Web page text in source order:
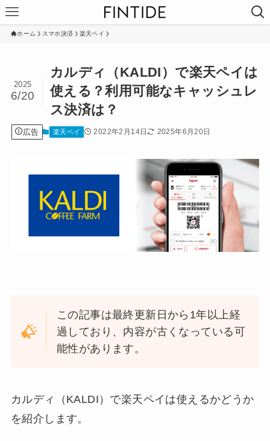
ホーム スマホ決済 楽天ペイ
カルディ（KALDI）で楽天ペイは
使える？利用可能なキャッシュレ
ス決済は？
2025
6/20
広告 楽天ペイ 2022年2月14日 2025年6月20日
この記事は最終更新日から1年以上経
過しており、内容が古くなっている可
能性があります。
カルディ（KALDI）で楽天ペイは使えるかどうか
を紹介します。